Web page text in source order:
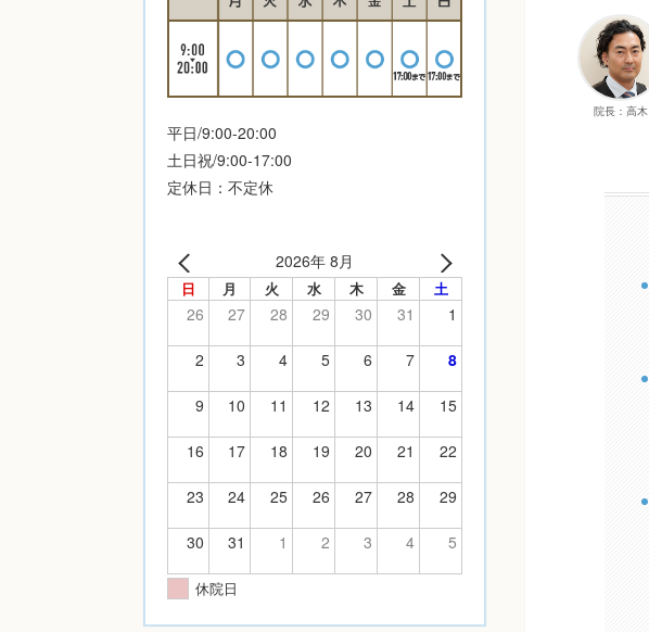
院長：高木
平日/9:00-20:00
土日祝/9:00-17:00
定休日：不定休
2026年 8月
日 月 火 水 木 金 土
26 27 28 29 30 31 1
2 3 4 5 6 7 8
9 10 11 12 13 14 15
16 17 18 19 20 21 22
23 24 25 26 27 28 29
30 31 1 2 3 4 5
休院日